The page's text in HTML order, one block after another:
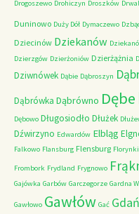
Drogoszewo Drohiczyn Droszków
Duninowo Duży Dół Dymaczewo
Dziecinów Dziekanów
Dzierzgów Dzierżoniów Dzierżążnia
Dziwnówek Dąbie Dąbroszyn
Dąbrówka Dąbrówno Dębe
Dębowo Długosiodło Dłużek
Dźwirzyno Edwardów Elbląg
Falkowo Flansburg Flensburg Florynki
Frombork Frydland Frygnowo
Gajówka Garbów Garczegorze Gardna
Gawłowo Gawłów Gać